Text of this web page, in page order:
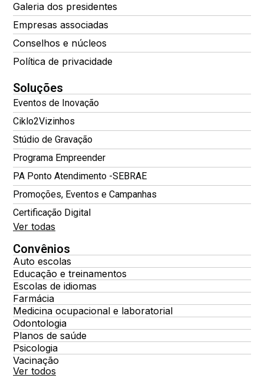
Galeria dos presidentes
Empresas associadas
Conselhos e núcleos
Política de privacidade
Soluções
Eventos de Inovação
Ciklo2Vizinhos
Stúdio de Gravação
Programa Empreender
PA Ponto Atendimento -SEBRAE
Promoções, Eventos e Campanhas
Certificação Digital
Ver todas
Convênios
Auto escolas
Educação e treinamentos
Escolas de idiomas
Farmácia
Medicina ocupacional e laboratorial
Odontologia
Planos de saúde
Psicologia
Vacinação
Ver todos